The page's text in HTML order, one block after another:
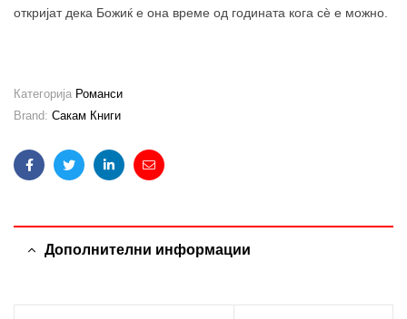
откријат дека Божиќ е она време од годината кога сѐ е можно.
Категорија Романси
Brand: Сакам Книги
FacebookTwitterLinkedinEmail
Дополнителни информации